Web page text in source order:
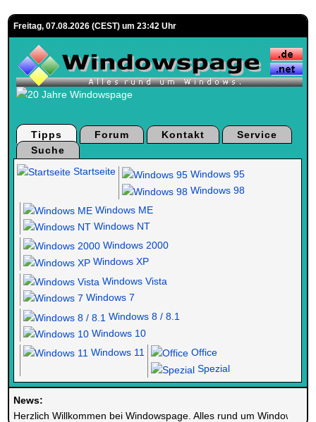
Freitag, 07.08.2026 (CEST) um 23:42 Uhr
Tipps Forum Kontakt
Service
Suche
Startseite
Windows 95
Windows 98
Windows ME
Windows NT
Windows 2000
Windows XP
Windows Vista
Windows 7
Windows 8 / 8.1
Windows 10
Windows 11
Office
Spezial
News:
Herzlich Willkommen bei Windowspage. Alles rund um Windows.